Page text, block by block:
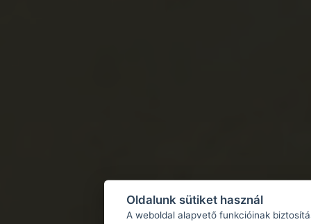
Oldalunk sütiket használ
A weboldal alapvető funkcióinak